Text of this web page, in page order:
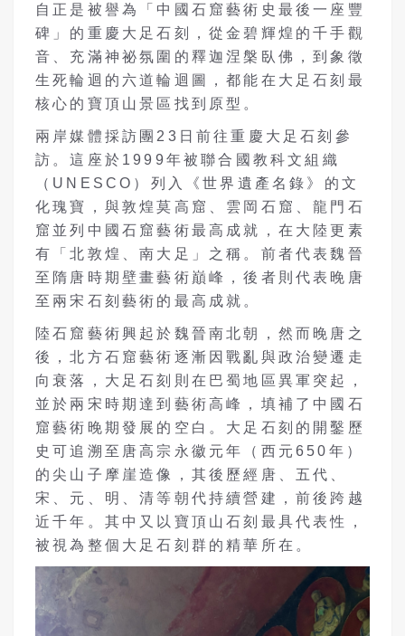
自正是被譽為「中國石窟藝術史最後一座豐
碑」的重慶大足石刻，從金碧輝煌的千手觀
音、充滿神祕氛圍的釋迦涅槃臥佛，到象徵
生死輪迴的六道輪迴圖，都能在大足石刻最
核心的寶頂山景區找到原型。
兩岸媒體採訪團23日前往重慶大足石刻參
訪。這座於1999年被聯合國教科文組織
（UNESCO）列入《世界遺產名錄》的文
化瑰寶，與敦煌莫高窟、雲岡石窟、龍門石
窟並列中國石窟藝術最高成就，在大陸更素
有「北敦煌、南大足」之稱。前者代表魏晉
至隋唐時期壁畫藝術巔峰，後者則代表晚唐
至兩宋石刻藝術的最高成就。
陸石窟藝術興起於魏晉南北朝，然而晚唐之
後，北方石窟藝術逐漸因戰亂與政治變遷走
向衰落，大足石刻則在巴蜀地區異軍突起，
並於兩宋時期達到藝術高峰，填補了中國石
窟藝術晚期發展的空白。大足石刻的開鑿歷
史可追溯至唐高宗永徽元年（西元650年）
的尖山子摩崖造像，其後歷經唐、五代、
宋、元、明、清等朝代持續營建，前後跨越
近千年。其中又以寶頂山石刻最具代表性，
被視為整個大足石刻群的精華所在。